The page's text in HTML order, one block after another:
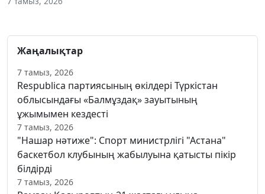
Жаңалықтар
7 тамыз, 2026
Respublica партиясының өкілдері Түркістан
облысындағы «Балмұздақ» зауытының
ұжымымен кездесті
7 тамыз, 2026
"Нашар нәтиже": Спорт министрлігі "Астана"
баскетбол клубының жабылуына қатысты пікір
білдірді
7 тамыз, 2026